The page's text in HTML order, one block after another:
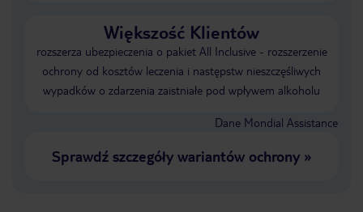
Większość Klientów
rozszerza ubezpieczenia o pakiet All Inclusive - rozszerzenie
ochrony od kosztów leczenia i następstw nieszczęśliwych
wypadków o zdarzenia zaistniałe pod wpływem alkoholu
Dane Mondial Assistance
Sprawdź szczegóły wariantów ochrony»